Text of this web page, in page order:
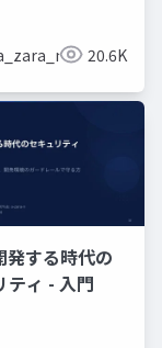
20.6K
発する時代の
ティ - 入門